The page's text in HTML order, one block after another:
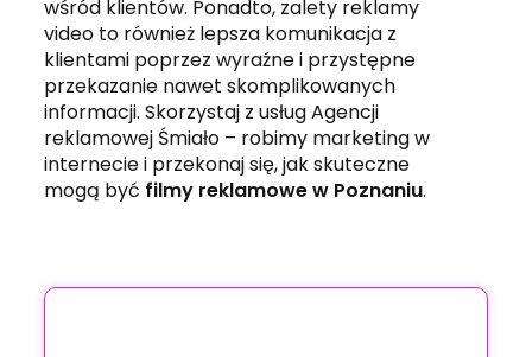
wśród klientów. Ponadto, zalety reklamy
video to również lepsza komunikacja z
klientami poprzez wyraźne i przystępne
przekazanie nawet skomplikowanych
informacji. Skorzystaj z usług Agencji
reklamowej Śmiało – robimy marketing w
internecie i przekonaj się, jak skuteczne
mogą być filmy reklamowe w Poznaniu.